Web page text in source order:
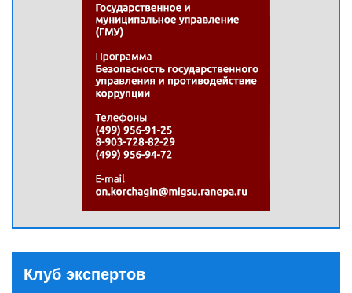
Клуб экспертов